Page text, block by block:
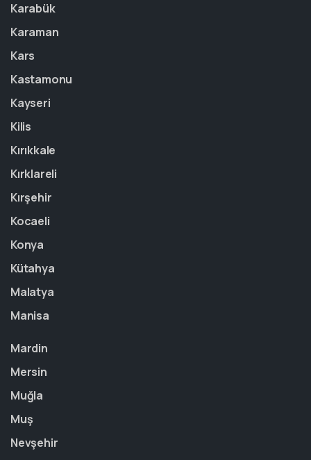
Karabük
Karaman
Kars
Kastamonu
Kayseri
Kilis
Kırıkkale
Kırklareli
Kırşehir
Kocaeli
Konya
Kütahya
Malatya
Manisa
Mardin
Mersin
Muğla
Muş
Nevşehir